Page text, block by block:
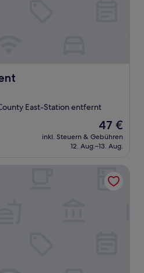
East-Station entfernt
Der
Preis
beträgt
47 €
inkl. Steuern & Gebühren
12. Aug.–13. Aug.